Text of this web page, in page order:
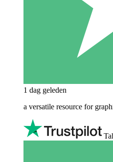
1 dag geleden
a versatile resource for